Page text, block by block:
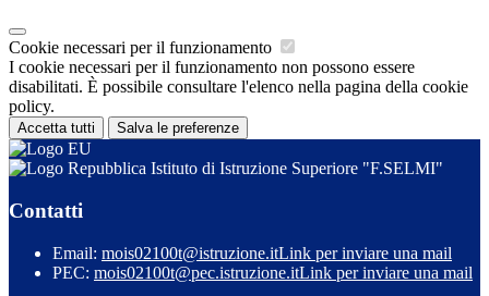
Cookie necessari per il funzionamento
I cookie necessari per il funzionamento non possono essere
disabilitati. È possibile consultare l'elenco nella pagina della cookie
policy.
Accetta tutti Salva le preferenze
Istituto di Istruzione Superiore "F.SELMI"
Contatti
Email: mois02100t@istruzione.itLink per inviare una mail
PEC: mois02100t@pec.istruzione.itLink per inviare una mail